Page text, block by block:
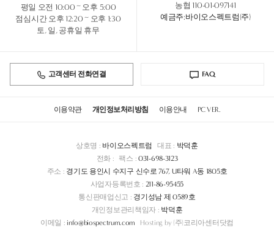
평일 오전 10:00 ~ 오후 5:00
점심시간 오후 12:20 ~ 오후 1:30
토, 일, 공휴일 휴무
농협 110-01-097141
예금주:바이오스펙트럼(주)
고객센터 전화연결 FAQ
이용약관 개인정보처리방침 이용안내 PC VER.
상호명 : 바이오스펙트럼 대표 : 박덕훈
전화 : 팩스 : 031-698-3123
주소 : 경기도 용인시 수지구 신수로 767, U타워 A동 1805호
사업자등록번호 : 211-86-95455
통신판매업신고 : 경기성남 제 0589호
개인정보관리책임자 : 박덕훈
이메일 : info@biospectrum.com Hosting by (주)코리아센터닷컴